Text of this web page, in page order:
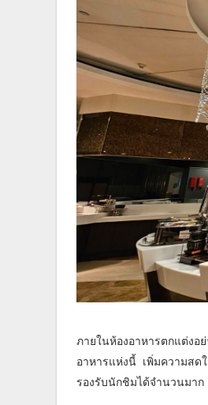
ภายในห้องอาหารตกแต่งอ
อาหารแห่งนี้ เพิ่มความส
รองรับนักชิมได้จำนวนมาก